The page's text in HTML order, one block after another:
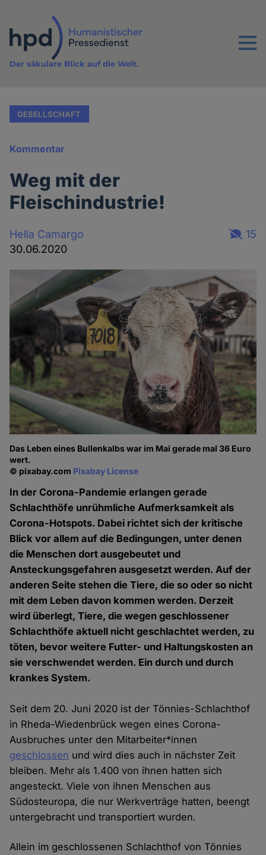
Inhalt
Menu
Der säkulare Blick auf die Welt.
GESELLSCHAFT
Kommentar
Weg mit der
Fleischindustrie!
Hella Camargo
30.06.2020
15
Das Leben eines Bullenkalbs war im Mai gerade mal 36 Euro
wert.
© pixabay.com Pixabay License
In der Corona-Pandemie erlangen gerade
Schlachthöfe unrühmliche Aufmerksamkeit als
Corona-Hotspots. Dabei richtet sich der kritische
Blick vor allem auf die Bedingungen, unter denen
die Menschen dort ausgebeutet und
Ansteckungsgefahren ausgesetzt werden. Auf der
anderen Seite stehen die Tiere, die so oder so nicht
mit dem Leben davon kommen werden. Derzeit
wird überlegt, Tiere, die wegen geschlossener
Schlachthöfe aktuell nicht geschlachtet werden, zu
töten, bevor weitere Futter- und Haltungskosten an
sie verschwendet werden. Ein durch und durch
krankes System.
Seit dem 20. Juni 2020 ist der Tönnies-Schlachthof
in Rheda-Wiedenbrück wegen eines Corona-
Ausbruches unter den Mitarbeiter*innen
geschlossen und wird dies auch in nächster Zeit
bleiben. Mehr als 1.400 von ihnen hatten sich
angesteckt. Viele von ihnen Menschen aus
Südosteuropa, die nur Werkverträge hatten, beengt
untergebracht und transportiert wurden.
Allein im geschlossenen Schlachthof von Tönnies